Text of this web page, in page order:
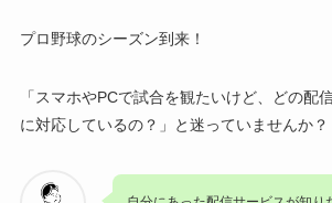
プロ野球のシーズン到来！
「スマホやPCで試合を観たいけど、どの配
に対応しているの？」と迷っていませんか？